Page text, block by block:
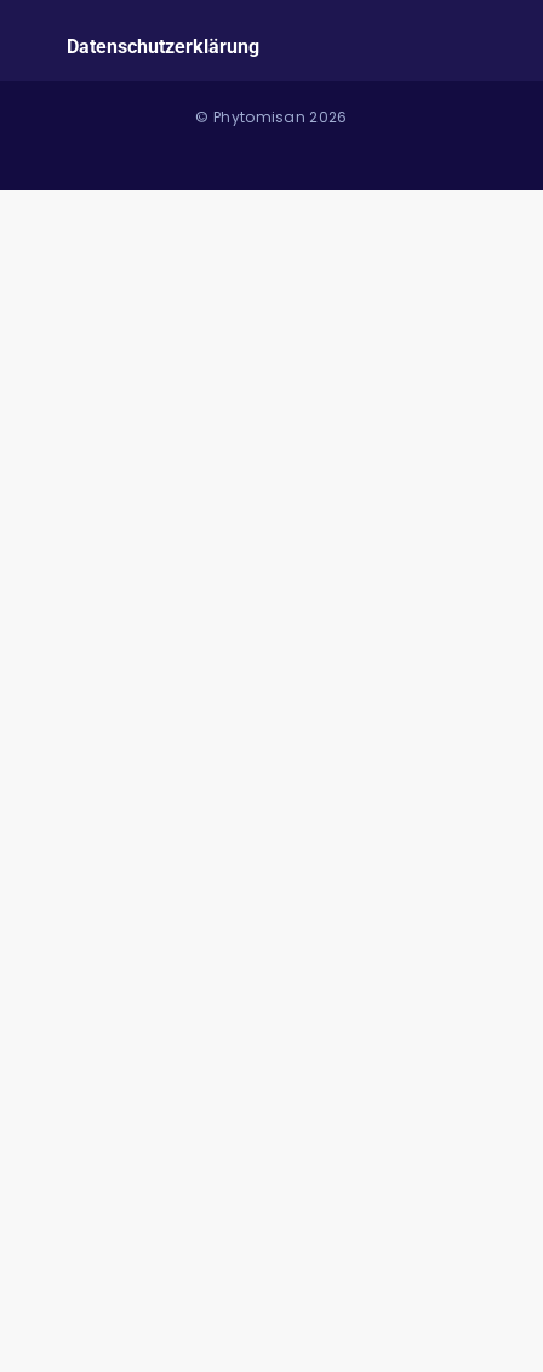
Datenschutzerklärung
© Phytomisan 2026